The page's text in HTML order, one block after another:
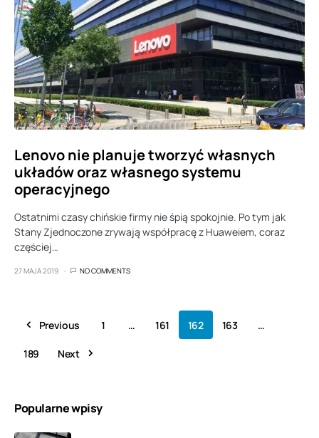
Lenovo nie planuje tworzyć własnych
układów oraz własnego systemu
operacyjnego
Ostatnimi czasy chińskie firmy nie śpią spokojnie. Po tym jak
Stany Zjednoczone zrywają współpracę z Huaweiem, coraz
częściej…
27 MAJA 2019 NO COMMENTS
Previous 1 … 161 162 163 …
189 Next
Popularne wpisy